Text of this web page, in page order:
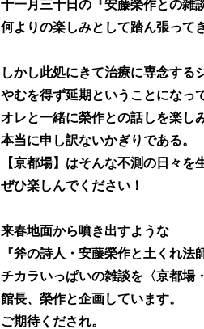
十一月三十日の『安藤榮作との雑
何よりの楽しみとして踏ん張って
しかし此処にきて治療に専念する
やむを得ず延期ということになっ
オレと一緒に榮作との話しを楽し
本当に申し訳ないかぎりである。
【京都場】はそんな不測の日々を
ぜひ楽しんでください！
来春地面から噴き出すような
『斧の詩人・安藤榮作と土くれ法
チカラいっぱいの雑談を〈京都場
館長、榮作と企画しています。
ご期待くだされ。